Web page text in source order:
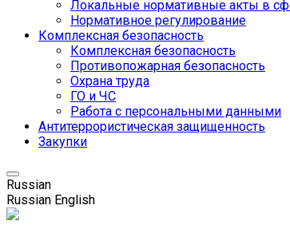
Локальные нормативные акты в
Нормативное регулирование
Комплексная безопасность
Комплексная безопасность
Противопожарная безопасность
Охрана труда
ГО и ЧС
Работа с персональными данными
Антитеррористическая защищенность
Закупки
Russian
Russian English